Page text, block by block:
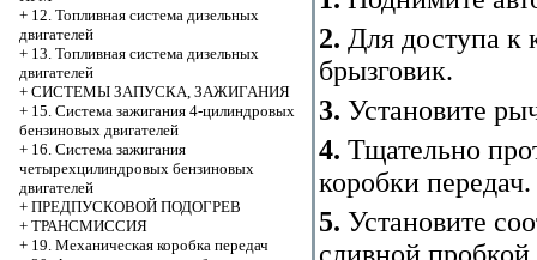
+ 12. Топливная система дизельных
двигателей
+ 13. Топливная система дизельных
двигателей
+ СИСТЕМЫ ЗАПУСКА, ЗАЖИГАНИЯ
+ 15. Система зажигания 4-цилиндровых
бензиновых двигателей
+ 16. Система зажигания
четырехцилиндровых бензиновых
двигателей
+ ПРЕДПУСКОВОЙ ПОДОГРЕВ
+ ТРАНСМИССИЯ
+ 19. Механическая коробка передач
2. Для доступа к
брызговик.
3. Установите
4. Тщательно
коробки передач.
5. Установите
сливной пробкой